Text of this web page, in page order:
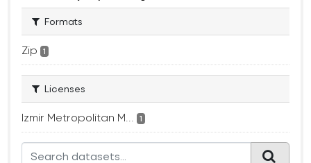
Formats
Zip 1
Licenses
Izmir Metropolitan M... 1